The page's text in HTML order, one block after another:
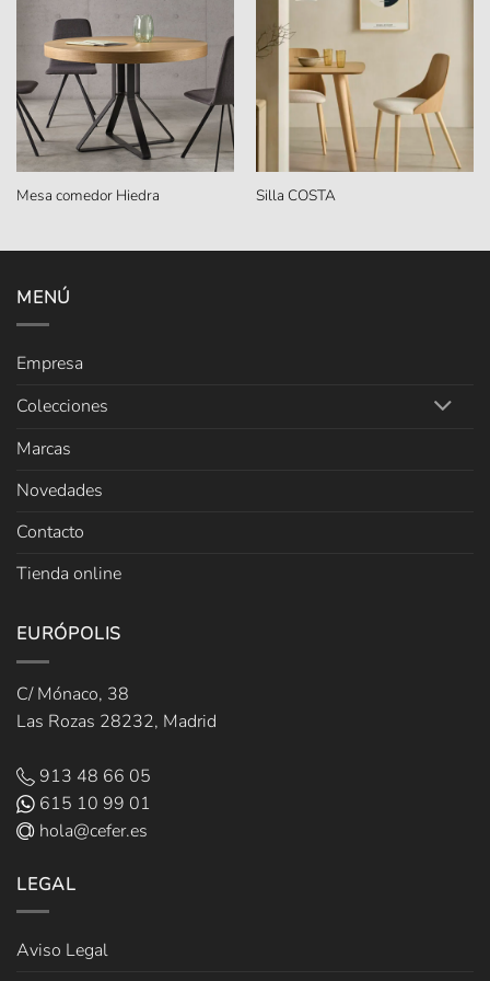
Mesa comedor Hiedra Silla COSTA
MENÚ
Empresa
Colecciones
Marcas
Novedades
Contacto
Tienda online
EURÓPOLIS
C/ Mónaco, 38
Las Rozas 28232, Madrid
913 48 66 05
615 10 99 01
hola@cefer.es
LEGAL
Aviso Legal